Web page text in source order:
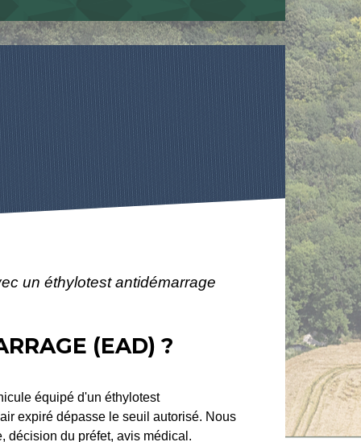
un éthylotest antidémarrage
(EAD) ?
équipé d'un éthylotest
expiré dépasse le seuil autorisé. Nous
décision du préfet, avis médical.